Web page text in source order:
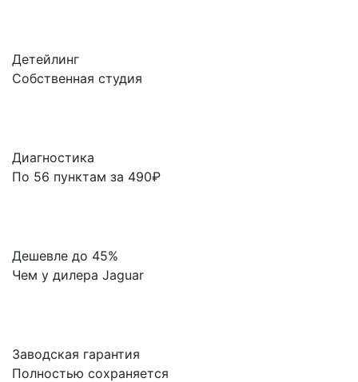
Детейлинг
Собственная студия
Диагностика
По 56 пунктам за 490₽
Дешевле до 45%
Чем у дилера Jaguar
Заводская гарантия
Полностью сохраняется